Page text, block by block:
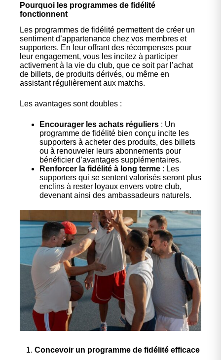
Pourquoi les programmes de fidélité
fonctionnent
Les programmes de fidélité permettent de créer un
sentiment d’appartenance chez vos membres et
supporters. En leur offrant des récompenses pour
leur engagement, vous les incitez à participer
activement à la vie du club, que ce soit par l’achat
de billets, de produits dérivés, ou même en
assistant régulièrement aux matchs.
Les avantages sont doubles :
Encourager les achats réguliers : Un
programme de fidélité bien conçu incite les
supporters à acheter des produits, des billets
ou à renouveler leurs abonnements pour
bénéficier d’avantages supplémentaires.
Renforcer la fidélité à long terme : Les
supporters qui se sentent valorisés seront plus
enclins à rester loyaux envers votre club,
devenant ainsi des ambassadeurs naturels.
Concevoir un programme de fidélité efficace